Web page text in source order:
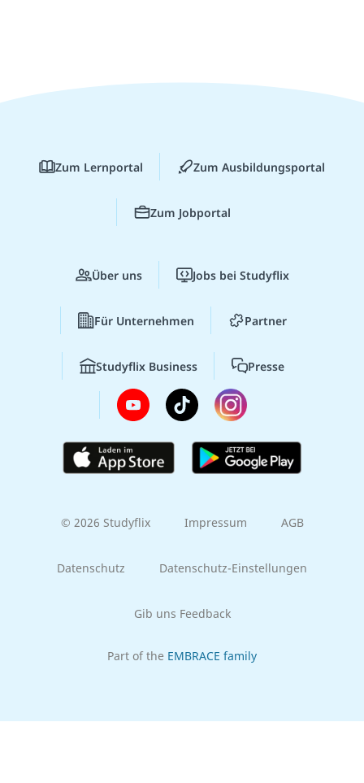
Zum Lernportal Zum Ausbildungsportal
Zum Jobportal
Über uns Jobs bei Studyflix
Für Unternehmen Partner
Studyflix Business Presse
© 2026 Studyflix Impressum AGB
Datenschutz Datenschutz-Einstellungen
Gib uns Feedback
Part of the EMBRACE family